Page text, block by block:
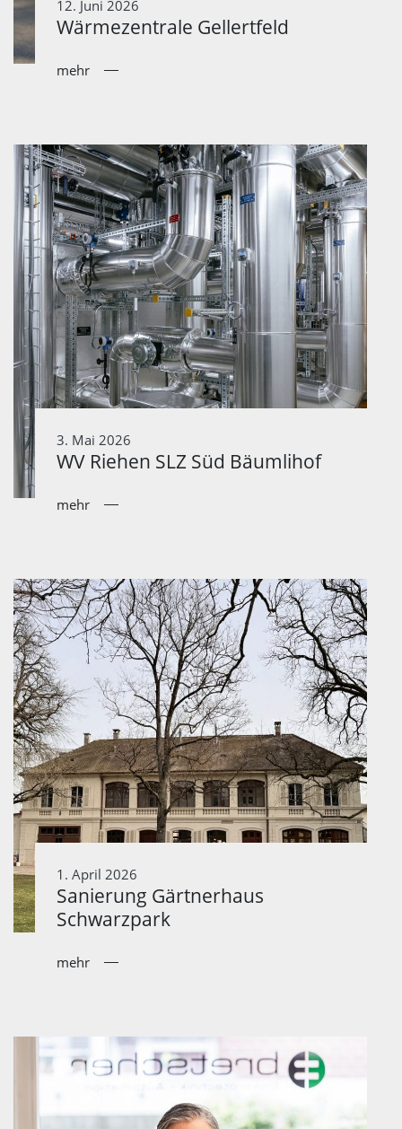
12. Juni 2026
Wärmezentrale Gellertfeld
mehr
3. Mai 2026
WV Riehen SLZ Süd Bäumlihof
mehr
1. April 2026
Sanierung Gärtnerhaus
Schwarzpark
mehr